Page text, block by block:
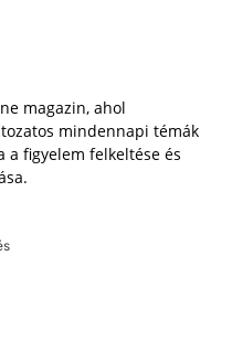
magazin, ahol
mindennapi témák
a figyelem felkeltése és